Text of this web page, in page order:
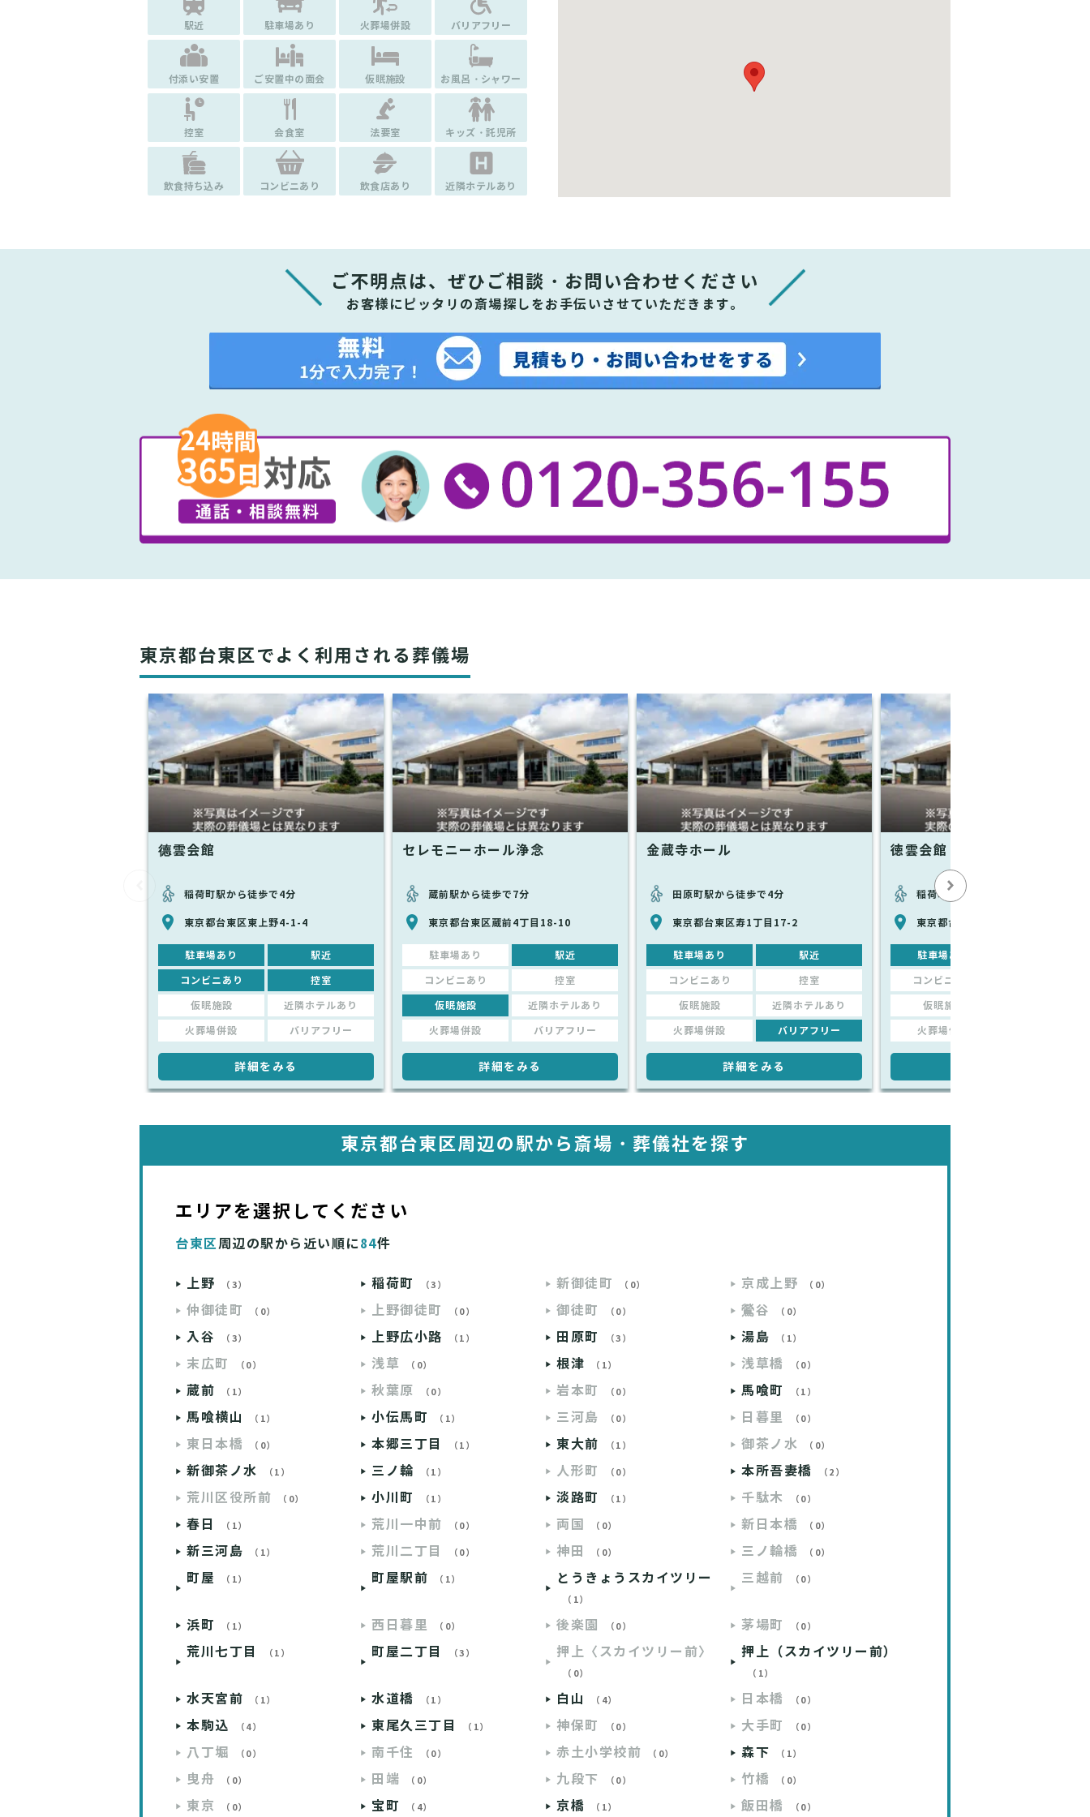
駅近 駐車場あり 火葬場併設 バリアフリー
付添い安置 ご安置中の面会 仮眠施設 お風呂・シャワー
控室 会食室 法要室 キッズ・託児所
飲食持ち込み コンビニあり 飲食店あり 近隣ホテルあり
ご不明点は、ぜひ ご相談・お問い合わせください
お客様にピッタリの斎場探しをお手伝いさせていただきます。
東京都台東区でよく利用される葬儀場
德雲会館
稲荷町駅から徒歩で4分
東京都台東区東上野4-1-4
駐車場あり 駅近
コンビニあり 控室
仮眠施設 近隣ホテルあり
火葬場併設 バリアフリー
詳細をみる
セレモニーホール浄念
蔵前駅から徒歩で7分
東京都台東区蔵前4丁目18-10
駐車場あり 駅近
コンビニあり 控室
仮眠施設 近隣ホテルあり
火葬場併設 バリアフリー
詳細をみる
金蔵寺ホール
田原町駅から徒歩で4分
東京都台東区寿1丁目17-2
駐車場あり 駅近
コンビニあり 控室
仮眠施設 近隣ホテルあり
火葬場併設 バリアフリー
詳細をみる
徳雲会館
稲荷町駅から徒歩で5分
東京都台東区東上野4-1-4 徳雲院内
駐車場あり
コンビニあり
仮眠施設
火葬場併設
東京都台東区周辺の駅から 斎場・葬儀社を探す
エリアを選択してください
台東区周辺の駅から近い順に84件
上野 （3） 稲荷町 （3） 新御徒町 （0） 京成上野 （0）
仲御徒町 （0） 上野御徒町 （0） 御徒町 （0） 鶯谷 （0）
入谷 （3） 上野広小路 （1） 田原町 （3） 湯島 （1）
末広町 （0） 浅草 （0） 根津 （1） 浅草橋 （0）
蔵前 （1） 秋葉原 （0） 岩本町 （0） 馬喰町 （1）
馬喰横山 （1） 小伝馬町 （1） 三河島 （0） 日暮里 （0）
東日本橋 （0） 本郷三丁目 （1） 東大前 （1） 御茶ノ水 （0）
新御茶ノ水 （1） 三ノ輪 （1） 人形町 （0） 本所吾妻橋 （2）
荒川区役所前 （0） 小川町 （1） 淡路町 （1） 千駄木 （0）
春日 （1） 荒川一中前 （0） 両国 （0） 新日本橋 （0）
新三河島 （1） 荒川二丁目 （0） 神田 （0） 三ノ輪橋 （0）
町屋 （1） 町屋駅前 （1） とうきょうスカイツリー
（1）
三越前 （0）
浜町 （1） 西日暮里 （0） 後楽園 （0） 茅場町 （0）
荒川七丁目 （1） 町屋二丁目 （3） 押上〈スカイツリー前〉
（0）
押上（スカイツリー前）
（1）
水天宮前 （1） 水道橋 （1） 白山 （4） 日本橋 （0）
本駒込 （4） 東尾久三丁目 （1） 神保町 （0） 大手町 （0）
八丁堀 （0） 南千住 （0） 赤土小学校前 （0） 森下 （1）
曳舟 （0） 田端 （0） 九段下 （0） 竹橋 （0）
東京 （0） 宝町 （4） 京橋 （1） 飯田橋 （0）